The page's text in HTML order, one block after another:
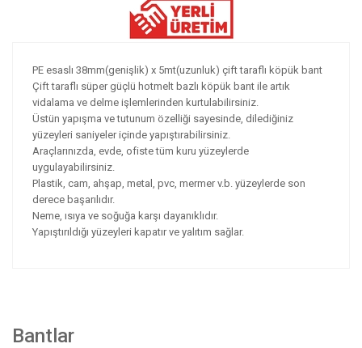
PE esaslı 38mm(genişlik) x 5mt(uzunluk) çift taraflı köpük bant
Çift taraflı süper güçlü hotmelt bazlı köpük bant ile artık
vidalama ve delme işlemlerinden kurtulabilirsiniz.
Üstün yapışma ve tutunum özelliği sayesinde, dilediğiniz
yüzeyleri saniyeler içinde yapıştırabilirsiniz.
Araçlarınızda, evde, ofiste tüm kuru yüzeylerde
uygulayabilirsiniz.
Plastik, cam, ahşap, metal, pvc, mermer v.b. yüzeylerde son
derece başarılıdır.
Neme, ısıya ve soğuğa karşı dayanıklıdır.
Yapıştırıldığı yüzeyleri kapatır ve yalıtım sağlar.
Bantlar